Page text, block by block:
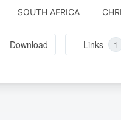
SOUTH AFRICA
Download Links 1